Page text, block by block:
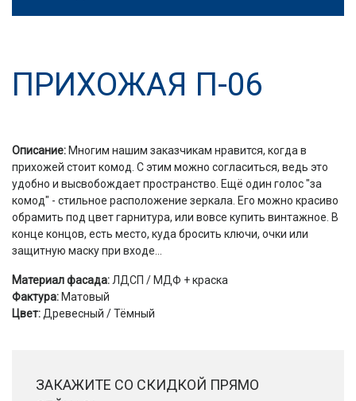
ПРИХОЖАЯ П-06
Описание:Многим нашим заказчикам нравится, когда в
прихожей стоит комод. С этим можно согласиться, ведь это
удобно и высвобождает пространство. Ещё один голос "за
комод" - стильное расположение зеркала. Его можно красиво
обрамить под цвет гарнитура, или вовсе купить винтажное. В
конце концов, есть место, куда бросить ключи, очки или
защитную маску при входе...
Материал фасада: ЛДСП / МДФ + краска
Фактура:Матовый
Цвет: Древесный / Тёмный
ЗАКАЖИТЕ СО СКИДКОЙ ПРЯМО